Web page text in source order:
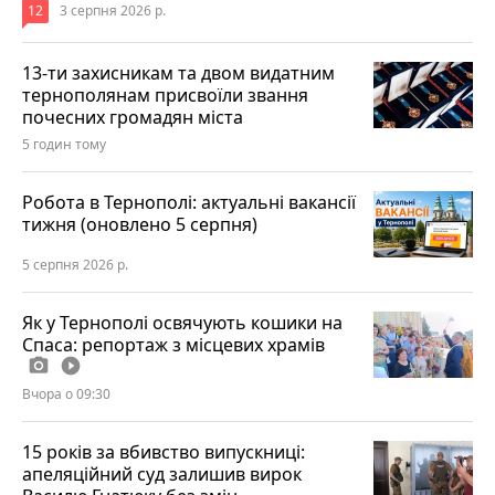
12 3 серпня 2026 р.
13-ти захисникам та двом видатним
тернополянам присвоїли звання
почесних громадян міста
5 годин тому
Робота в Тернополі: актуальні вакансії
тижня (оновлено 5 серпня)
5 серпня 2026 р.
Як у Тернополі освячують кошики на
Спаса: репортаж з місцевих храмів
photo_camera play_circle_filled
Вчора о 09:30
15 років за вбивство випускниці:
апеляційний суд залишив вирок